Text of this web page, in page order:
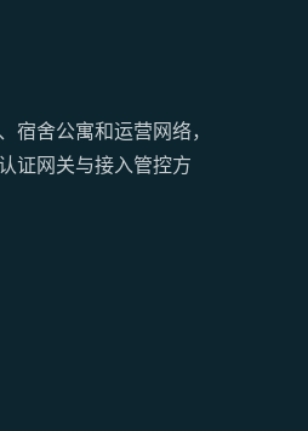
宿舍公寓和运营网络，
证网关与接入管控方